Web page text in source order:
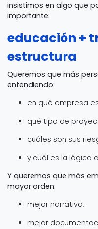
insistimos en algo que
importante:
educación +
estructura
Queremos que más
entendiendo:
en qué empresa
qué tipo de
cuáles son sus
y cuál es la lógica
Y queremos que más
mayor orden:
mejor narrativa,
mejor